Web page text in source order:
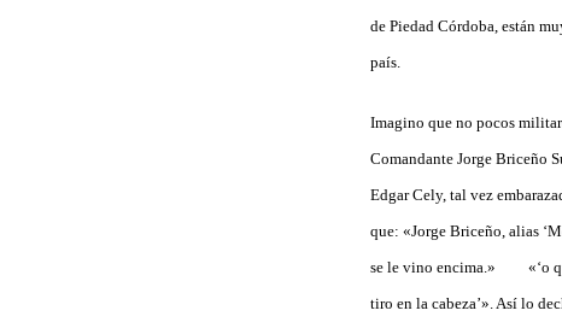
de Piedad Córdoba, están
país.
Imagino que no pocos
Comandante Jorge Briceño
Edgar Cely, tal vez
que: «Jorge Briceño, alias
se le vino encima.» «‘o que
tiro en la cabeza’». Así lo